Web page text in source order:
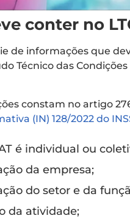
conter no
de informações que
Técnico das Condições
constam no artigo
(IN) 128/2022 do
é individual ou
da empresa;
do setor e da
da atividade;